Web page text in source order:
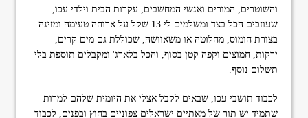
והשוטרים, המורים ואנשי המחשבים, עקרות הבית וילדי עכו,
שעוזבים הכל בצד ומשלמים לי 13 שקל על ארוחה טעימה ומזינה
בצורת חומוס, מחלוטה או משאוושה, שכוללת גם מים קרים,
ירקות, חמוצים וקפה קטן בסוף, והכל בלארג' ומקבלים תוספת בלי
תשלום נוסף.
לכבוד תושבי עכו, שבאים לקבל אצלי את היומית שלהם למרות
שתמיד יש תור של מאתיים ישראלים צפוניים בחוץ ובפנים, לכבוד